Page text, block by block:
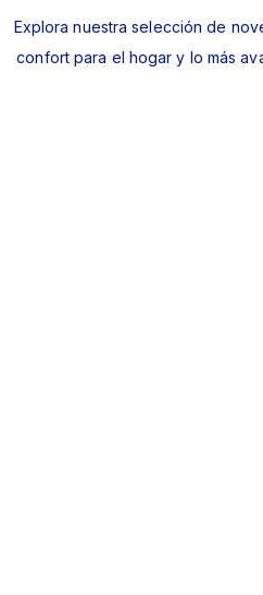
Explora nuestra selección de
confort para el hogar y lo más